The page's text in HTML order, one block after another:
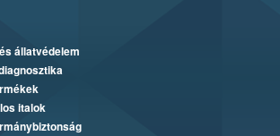
állatvédelem
italok